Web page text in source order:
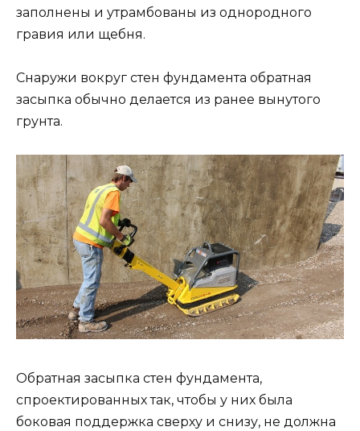
заполнены и утрамбованы из однородного
гравия или щебня.
Снаружи вокруг стен фундамента обратная
засыпка обычно делается из ранее вынутого
грунта.
Обратная засыпка стен фундамента,
спроектированных так, чтобы у них была
боковая поддержка сверху и снизу, не должна